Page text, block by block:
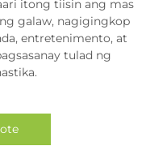
itong tiisin ang mas
galaw, nagigingkop
entretenimento, at
tulad ng